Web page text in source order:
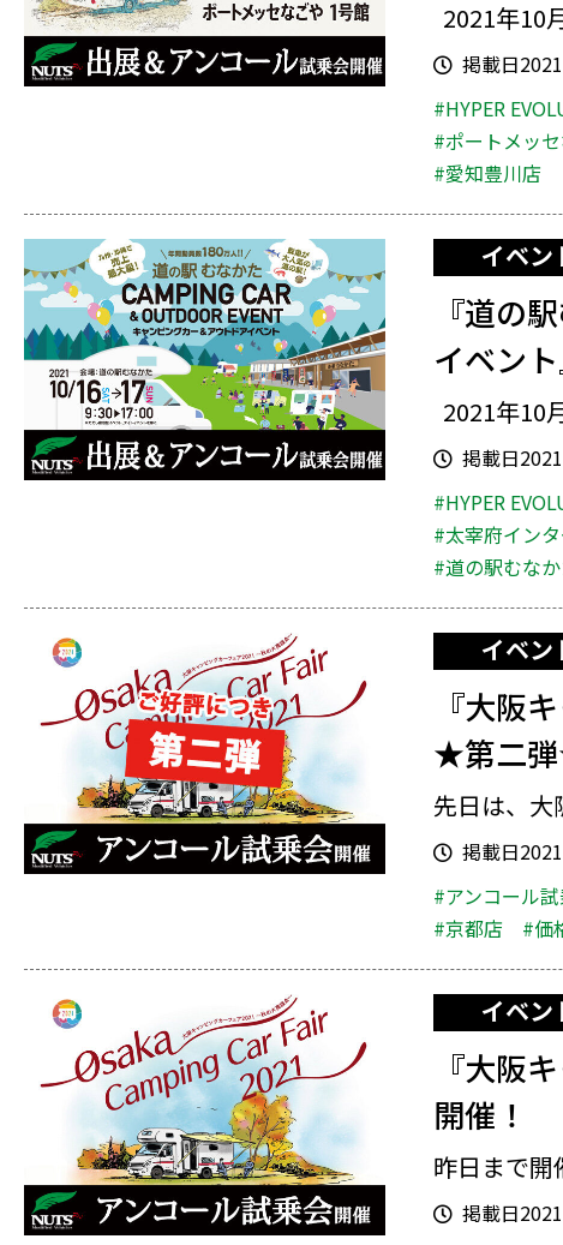
2021年10
掲載日
#HYPER
#ポートメッ
#愛知豊川店
イベン
『道の
イベン
2021年10
掲載日
#HYPER
#太宰府イン
#道の駅むな
イベン
『大阪
★第二
先日は、大
掲載日
#アンコール
#京都店
#価
イベン
『大阪
開催！
昨日まで開
掲載日